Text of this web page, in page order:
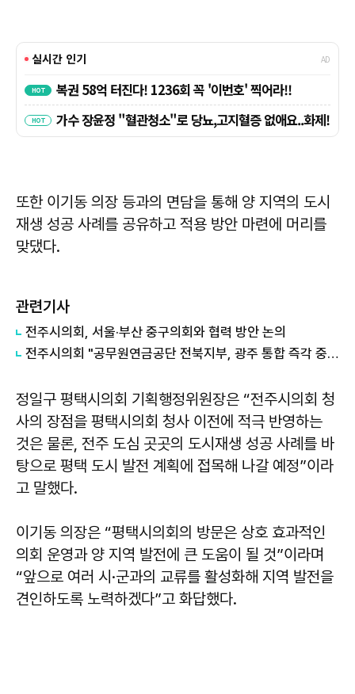
또한 이기동 의장 등과의 면담을 통해 양 지역의 도시
재생 성공 사례를 공유하고 적용 방안 마련에 머리를
맞댔다.
관련기사
전주시의회, 서울·부산 중구의회와 협력 방안 논의
전주시의회 "공무원연금공단 전북지부, 광주 통합 즉각 중단해야"
정일구 평택시의회 기획행정위원장은 “전주시의회 청
사의 장점을 평택시의회 청사 이전에 적극 반영하는
것은 물론, 전주 도심 곳곳의 도시재생 성공 사례를 바
탕으로 평택 도시 발전 계획에 접목해 나갈 예정”이라
고 말했다.
이기동 의장은 “평택시의회의 방문은 상호 효과적인
의회 운영과 양 지역 발전에 큰 도움이 될 것”이라며
“앞으로 여러 시·군과의 교류를 활성화해 지역 발전을
견인하도록 노력하겠다”고 화답했다.